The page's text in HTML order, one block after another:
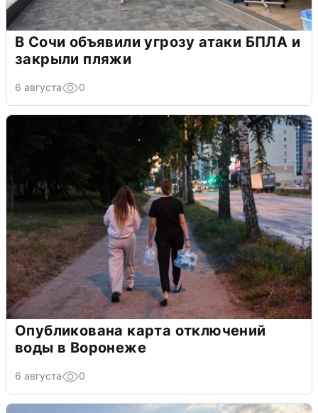
В Сочи объявили угрозу атаки БПЛА и
закрыли пляжи
6 августа 0
Опубликована карта отключений
воды в Воронеже
6 августа 0